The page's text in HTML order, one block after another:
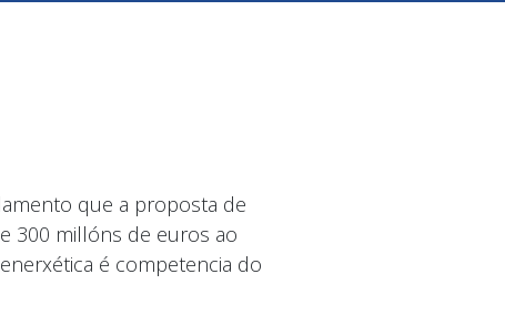
que a proposta de
300 millóns de euros ao
é competencia do